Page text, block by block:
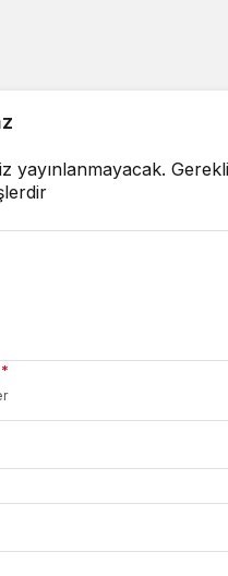
yayınlanmayacak.
*